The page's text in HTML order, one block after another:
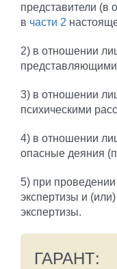
представители (в
в части 2
2) в отношении
3) в отношении
психическими
4) в отношении
опасные деяния
5) при
экспертизы и
экспертизы.
ГАРАНТ: